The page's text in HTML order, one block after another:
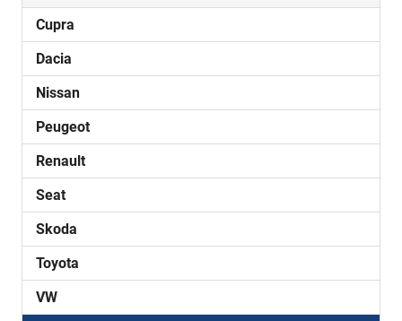
Cupra
Dacia
Nissan
Peugeot
Renault
Seat
Skoda
Toyota
VW